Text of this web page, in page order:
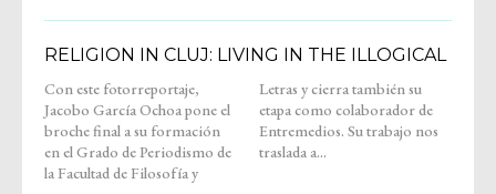
RELIGION IN CLUJ: LIVING IN THE ILLOGICAL
Con este fotorreportaje,
Jacobo García Ochoa pone el
broche final a su formación
en el Grado de Periodismo de
la Facultad de Filosofía y
Letras y cierra también su
etapa como colaborador de
Entremedios. Su trabajo nos
traslada a...